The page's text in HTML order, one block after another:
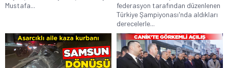
Mustafa...
federasyon tarafından düzenlenen
Türkiye Şampiyonası'nda aldıkları
derecelerle...